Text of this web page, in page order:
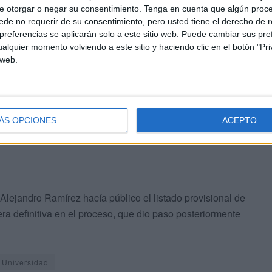
otorgar o negar su consentimiento. Tenga en cuenta que algún
no requerir de su consentimiento, pero usted tiene el derecho de
se aplicarán solo a este sitio web. Puede cambiar sus
momento volviendo a este sitio y haciendo clic en el botón
OPCIONES ACEPTO
discontinuos.
acogió los exámenes de la fase de oposición
control con contratos fijos discontinuos. Pues
en alguno de los dos turnos que se dispusieron ya
en el Boletín Oficial de la Ciudad.
Ramírez hacía público el listado provisional de
definitiva en el proceso, que dio paso posteriormente
Universidad